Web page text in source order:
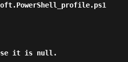
it is null.